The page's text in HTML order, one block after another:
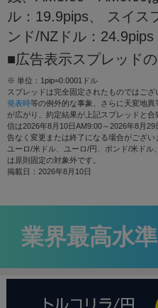
ル：19.9pips、 スイス
ンド/NZドル：24.9pips
■広告表示スプレッド
※ 単位：1pip=0.0001ドル
スプレッドは完全固定されたものではご
発表時等の例外的な事象、さらに天変地
が広がり、約定結果が上記スプレッドと
信は2026年8月10日AM9:00～2026年8月29
告なく変更または終了になる場合がござい
ユーロ/米ドル、ユーロ/円、ポンド/米ド
は原則固定の対象外です。
掲載日：2026年8月10日
業界最高水